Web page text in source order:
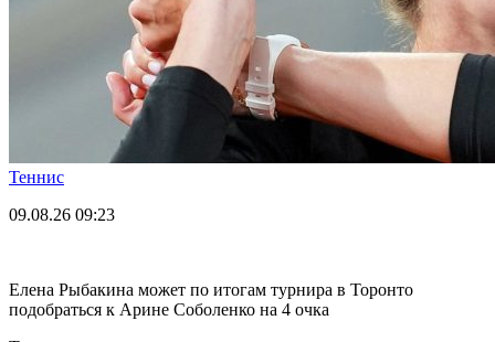
Теннис
09.08.26 09:23
Елена Рыбакина может по итогам турнира в Торонто
подобраться к Арине Соболенко на 4 очка